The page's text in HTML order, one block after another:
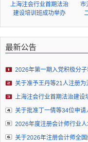
上海注会行业首期法治
建设培训班成功举办
市
最新公告
2026年第一期入党积极分
关于准予王丹等21人注册为
上海注会行业首期法治建设